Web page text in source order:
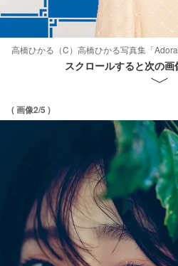
高橋ひかる（C）高橋ひかる写真集「
スクロールすると次の
( 画像2/5 )